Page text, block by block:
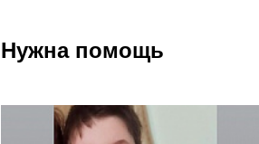
Нужна помощь